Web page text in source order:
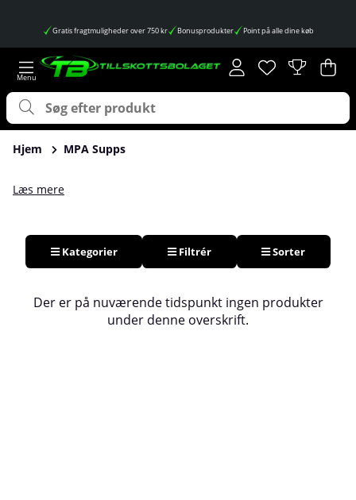
Gratis fragtmuligheder over 750 kr Bonusprodukter Point på alle dine køb
Ønskeliste
Antal på
. .
Hjem MPA Supps
Læs mere
Kategorier Filtrér Sorter
Produkter
Der er på nuværende tidspunkt ingen produkter
under denne overskrift.